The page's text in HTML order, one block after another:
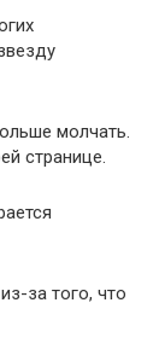
молчать.
странице.
за того, что